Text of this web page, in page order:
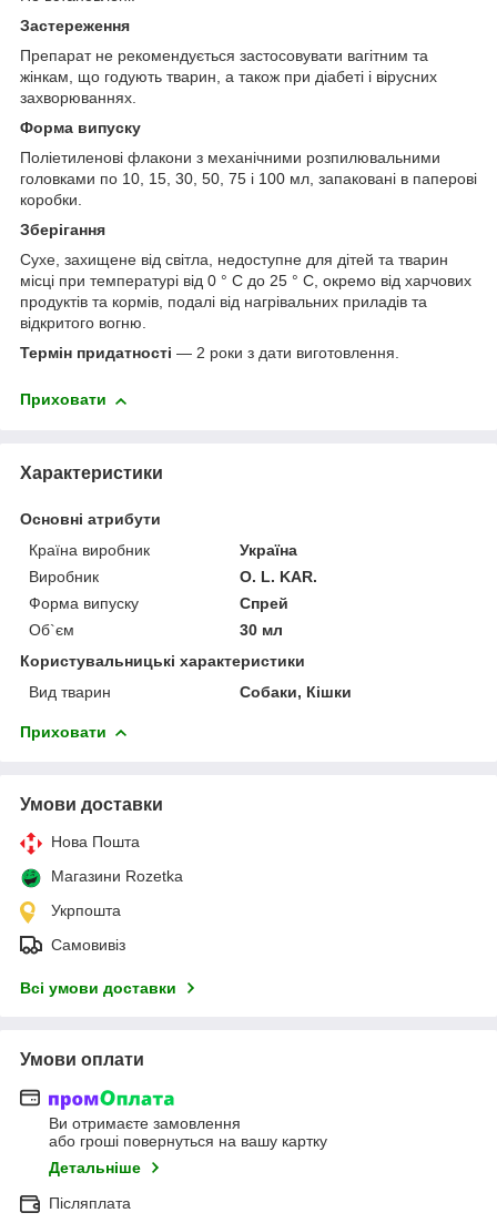
Застереження
Препарат не рекомендується застосовувати вагітним та
жінкам, що годують тварин, а також при діабеті і вірусних
захворюваннях.
Форма випуску
Поліетиленові флакони з механічними розпилювальними
головками по 10, 15, 30, 50, 75 і 100 мл, запаковані в паперові
коробки.
Зберігання
Сухе, захищене від світла, недоступне для дітей та тварин
місці при температурі від 0 ° С до 25 ° С, окремо від харчових
продуктів та кормів, подалі від нагрівальних приладів та
відкритого вогню.
Термін придатності — 2 роки з дати виготовлення.
Приховати
Характеристики
Основні атрибути
Країна виробник
Україна
Виробник
O. L. KAR.
Форма випуску
Спрей
Об`єм
30 мл
Користувальницькі характеристики
Вид тварин
Собаки, Кішки
Приховати
Умови доставки
Нова Пошта
Магазини Rozetka
Укрпошта
Самовивіз
Всі умови доставки
Умови оплати
Ви отримаєте замовлення
або гроші повернуться на вашу картку
Детальніше
Післяплата